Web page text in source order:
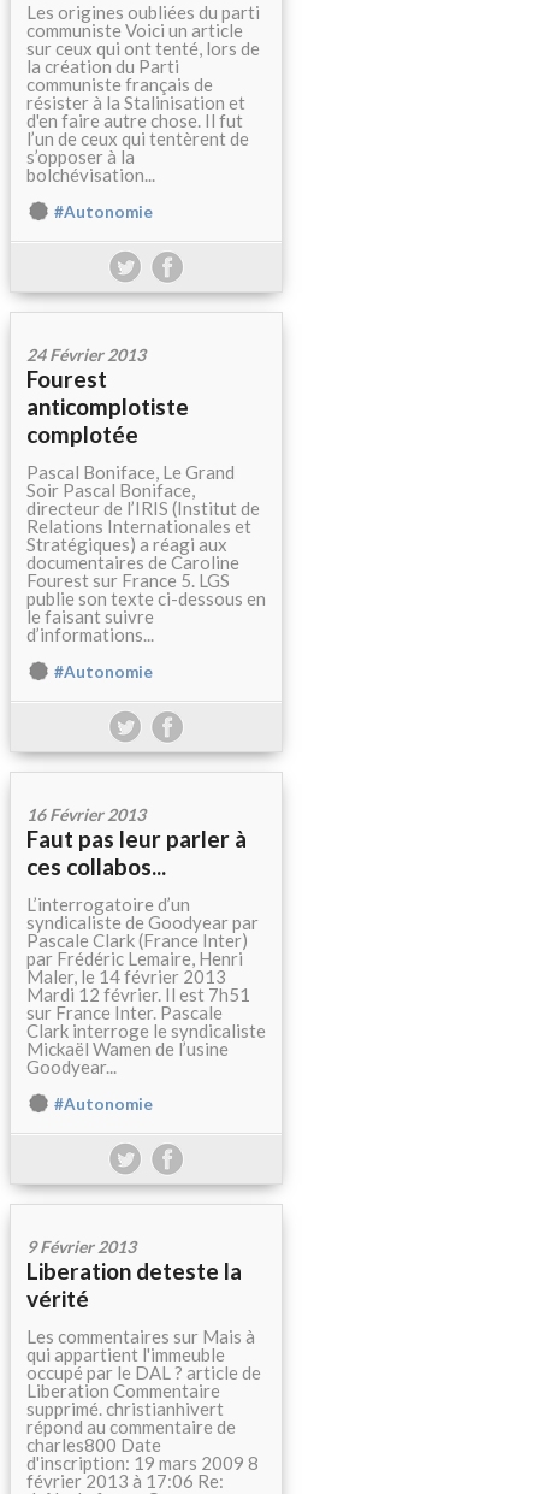
Les origines oubliées du parti
communiste Voici un article
sur ceux qui ont tenté, lors de
la création du Parti
communiste français de
résister à la Stalinisation et
d'en faire autre chose. Il fut
l’un de ceux qui tentèrent de
s’opposer à la
bolchévisation...
#Autonomie
24 Février 2013
Fourest
anticomplotiste
complotée
Pascal Boniface, Le Grand
Soir Pascal Boniface,
directeur de l’IRIS (Institut de
Relations Internationales et
Stratégiques) a réagi aux
documentaires de Caroline
Fourest sur France 5. LGS
publie son texte ci-dessous en
le faisant suivre
d’informations...
#Autonomie
16 Février 2013
Faut pas leur parler à
ces collabos...
L’interrogatoire d’un
syndicaliste de Goodyear par
Pascale Clark (France Inter)
par Frédéric Lemaire, Henri
Maler, le 14 février 2013
Mardi 12 février. Il est 7h51
sur France Inter. Pascale
Clark interroge le syndicaliste
Mickaël Wamen de l’usine
Goodyear...
#Autonomie
9 Février 2013
Liberation deteste la
vérité
Les commentaires sur Mais à
qui appartient l'immeuble
occupé par le DAL ? article de
Liberation Commentaire
supprimé. christianhivert
répond au commentaire de
charles800 Date
d'inscription: 19 mars 2009 8
février 2013 à 17:06 Re: